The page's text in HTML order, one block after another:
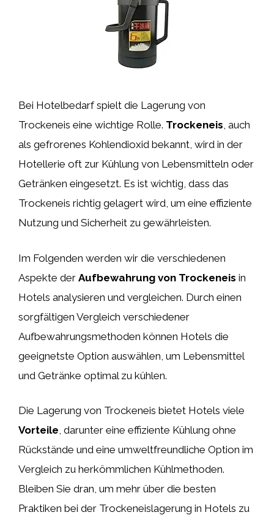
Bei Hotelbedarf spielt die Lagerung von
Trockeneis eine wichtige Rolle. Trockeneis, auch
als gefrorenes Kohlendioxid bekannt, wird in der
Hotellerie oft zur Kühlung von Lebensmitteln oder
Getränken eingesetzt. Es ist wichtig, dass das
Trockeneis richtig gelagert wird, um eine effiziente
Nutzung und Sicherheit zu gewährleisten.
Im Folgenden werden wir die verschiedenen
Aspekte der Aufbewahrung von Trockeneis in
Hotels analysieren und vergleichen. Durch einen
sorgfältigen Vergleich verschiedener
Aufbewahrungsmethoden können Hotels die
geeignetste Option auswählen, um Lebensmittel
und Getränke optimal zu kühlen.
Die Lagerung von Trockeneis bietet Hotels viele
Vorteile, darunter eine effiziente Kühlung ohne
Rückstände und eine umweltfreundliche Option im
Vergleich zu herkömmlichen Kühlmethoden.
Bleiben Sie dran, um mehr über die besten
Praktiken bei der Trockeneislagerung in Hotels zu